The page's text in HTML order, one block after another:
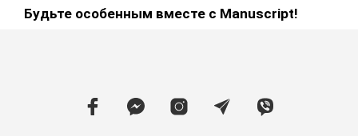
Будьте особенным вместе с Manuscript!